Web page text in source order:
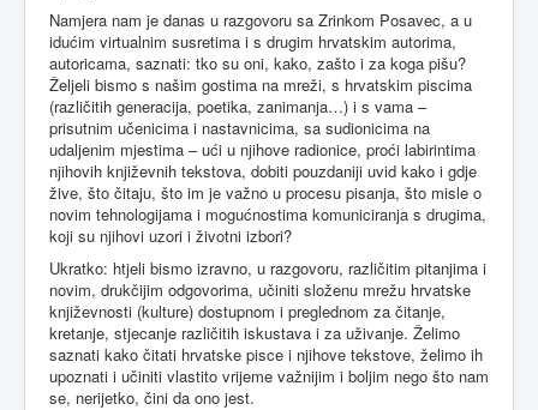
Namjera nam je danas u razgovoru sa Zrinkom Posavec, a u
idućim virtualnim susretima i s drugim hrvatskim autorima,
autoricama, saznati: tko su oni, kako, zašto i za koga pišu?
Željeli bismo s našim gostima na mreži, s hrvatskim piscima
(različitih generacija, poetika, zanimanja…) i s vama –
prisutnim učenicima i nastavnicima, sa sudionicima na
udaljenim mjestima – ući u njihove radionice, proći labirintima
njihovih književnih tekstova, dobiti pouzdaniji uvid kako i gdje
žive, što čitaju, što im je važno u procesu pisanja, što misle o
novim tehnologijama i mogućnostima komuniciranja s drugima,
koji su njihovi uzori i životni izbori?
Ukratko: htjeli bismo izravno, u razgovoru, različitim pitanjima i
novim, drukčijim odgovorima, učiniti složenu mrežu hrvatske
književnosti (kulture) dostupnom i preglednom za čitanje,
kretanje, stjecanje različitih iskustava i za uživanje. Želimo
saznati kako čitati hrvatske pisce i njihove tekstove, želimo ih
upoznati i učiniti vlastito vrijeme važnijim i boljim nego što nam
se, nerijetko, čini da ono jest.